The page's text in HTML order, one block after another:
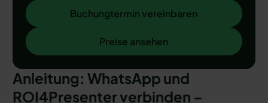
Buchungtermin vereinbaren
Buchungtermin vereinbaren
Preise ansehen
Preise ansehen
Anleitung: WhatsApp und
ROI4Presenter verbinden –